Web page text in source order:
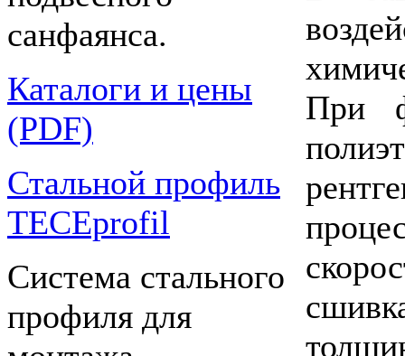
санфаянса.
Каталоги и цены
(PDF)
Стальной профиль
TECEprofil
Система стального
профиля для
При